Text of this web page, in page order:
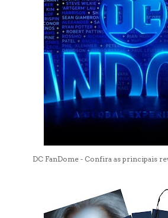
DC FanDome - Confira as principais